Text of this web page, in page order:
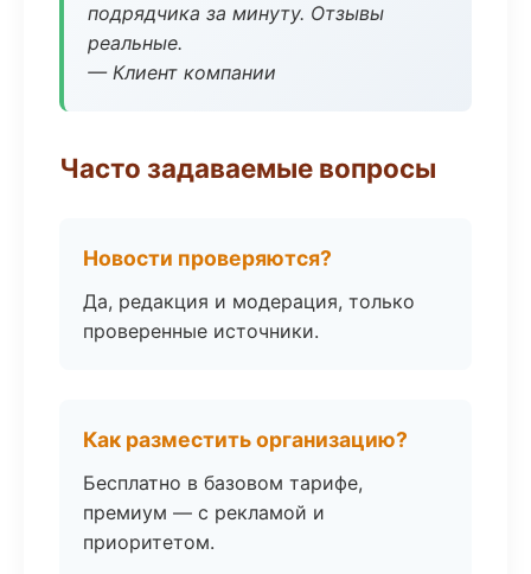
подрядчика за минуту. Отзывы
реальные.
— Клиент компании
Часто задаваемые вопросы
Новости проверяются?
Да, редакция и модерация, только
проверенные источники.
Как разместить организацию?
Бесплатно в базовом тарифе,
премиум — с рекламой и
приоритетом.